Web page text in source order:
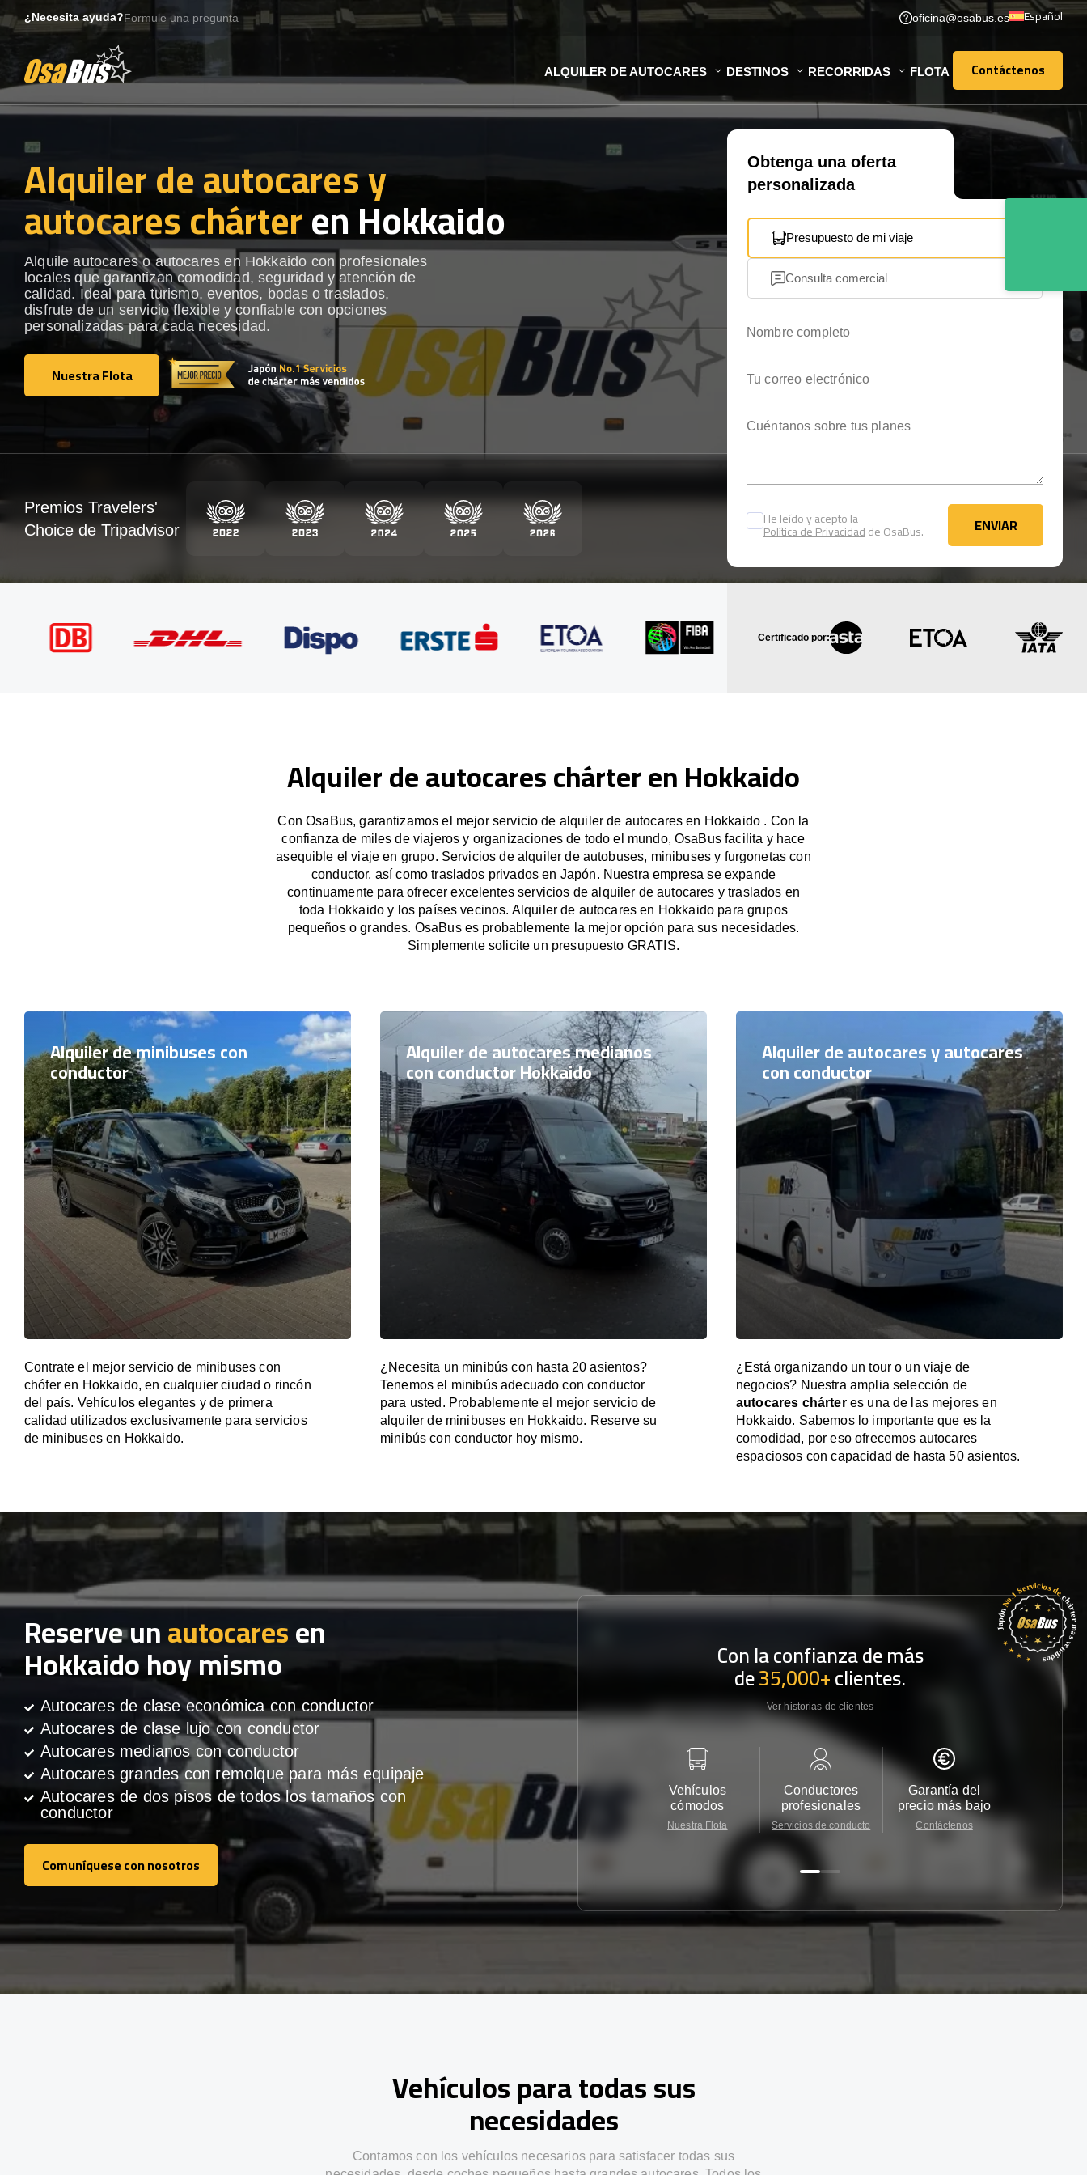
to
¿Necesita ayuda?Formule una pregunta oficina@osabus.es Español
ALQUILER DE AUTOCARES DESTINOS RECORRIDAS FLOTA Contáctenos
Contáctenos
Alquiler de autocares y
autocares chárteren Hokkaido
Alquile autocares o autocares en Hokkaido con profesionales
locales que garantizan comodidad, seguridad y atención de
calidad. Ideal para turismo, eventos, bodas o traslados,
disfrute de un servicio flexible y confiable con opciones
personalizadas para cada necesidad.
Nuestra Flota
Nuestra Flota
Obtenga una oferta
personalizada
Presupuesto de mi viaje
Consulta comercial
He leído y acepto la
Política de Privacidadde OsaBus. ENVIAR
ENVIAR
Premios Travelers'
Choice de Tripadvisor
Certificado por:
Alquiler de autocares chárter en Hokkaido
Con OsaBus, garantizamos el mejor servicio de alquiler de autocares en Hokkaido . Con la
confianza de miles de viajeros y organizaciones de todo el mundo, OsaBus facilita y hace
asequible el viaje en grupo. Servicios de alquiler de autobuses, minibuses y furgonetas con
conductor, así como traslados privados en Japón. Nuestra empresa se expande
continuamente para ofrecer excelentes servicios de alquiler de autocares y traslados en
toda Hokkaido y los países vecinos. Alquiler de autocares en Hokkaido para grupos
pequeños o grandes. OsaBus es probablemente la mejor opción para sus necesidades.
Simplemente solicite un presupuesto GRATIS.
Alquiler de minibuses con
conductor
Contrate el mejor servicio de minibuses con
chófer en Hokkaido, en cualquier ciudad o rincón
del país. Vehículos elegantes y de primera
calidad utilizados exclusivamente para servicios
de minibuses en Hokkaido.
Alquiler de autocares medianos
con conductor Hokkaido
¿Necesita un minibús con hasta 20 asientos?
Tenemos el minibús adecuado con conductor
para usted. Probablemente el mejor servicio de
alquiler de minibuses en Hokkaido. Reserve su
minibús con conductor hoy mismo.
Alquiler de autocares y autocares
con conductor
¿Está organizando un tour o un viaje de
negocios? Nuestra amplia selección de
autocares chárteres una de las mejores en
Hokkaido. Sabemos lo importante que es la
comodidad, por eso ofrecemos autocares
espaciosos con capacidad de hasta 50 asientos.
Reserve unautocaresen
Hokkaido hoy mismo
Autocares de clase económica con conductor
Autocares de clase lujo con conductor
Autocares medianos con conductor
Autocares grandes con remolque para más equipaje
Autocares de dos pisos de todos los tamaños con
conductor
Comuníquese con nosotros
Comuníquese con nosotros
Con la confianza de más
de35,000+clientes.
Ver historias de clientes
Vehículos
cómodos
Nuestra Flota
Conductores
profesionales
Servicios de conducto
Garantía del
precio más bajo
Contáctenos
Vehículos para todas sus
necesidades
Contamos con los vehículos necesarios para satisfacer todas sus